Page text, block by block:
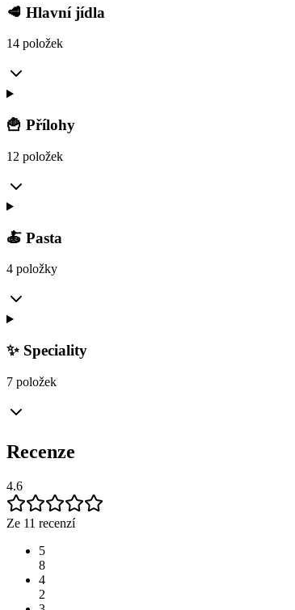
🥩 Hlavní jídla
14 položek
🍟 Přílohy
12 položek
🍝 Pasta
4 položky
✨ Speciality
7 položek
Recenze
4.6
Ze 11 recenzí
5
8
4
2